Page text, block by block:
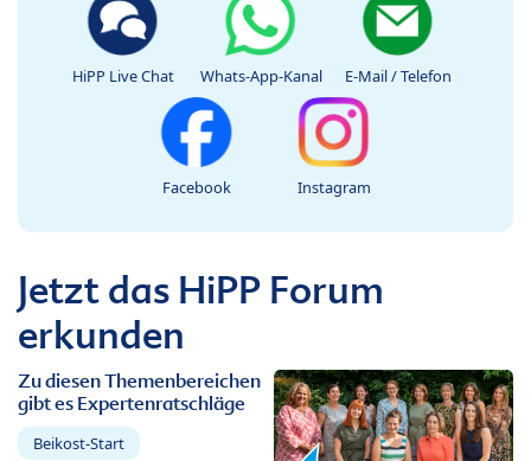
HiPP Live Chat Whats-App-Kanal E-Mail / Telefon
Facebook Instagram
Jetzt das HiPP Forum
erkunden
Zu diesen Themenbereichen
gibt es Expertenratschläge
Beikost-Start